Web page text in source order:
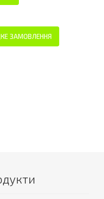
ЗАМОВЛЕННЯ